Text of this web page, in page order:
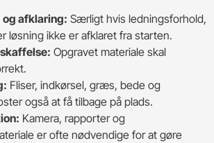
afklaring: Særligt hvis ledningsforhold,
løsning ikke er afklaret fra starten.
Opgravet materiale skal
Fliser, indkørsel, græs, bede og
også at få tilbage på plads.
Kamera, rapporter og
er ofte nødvendige for at gøre